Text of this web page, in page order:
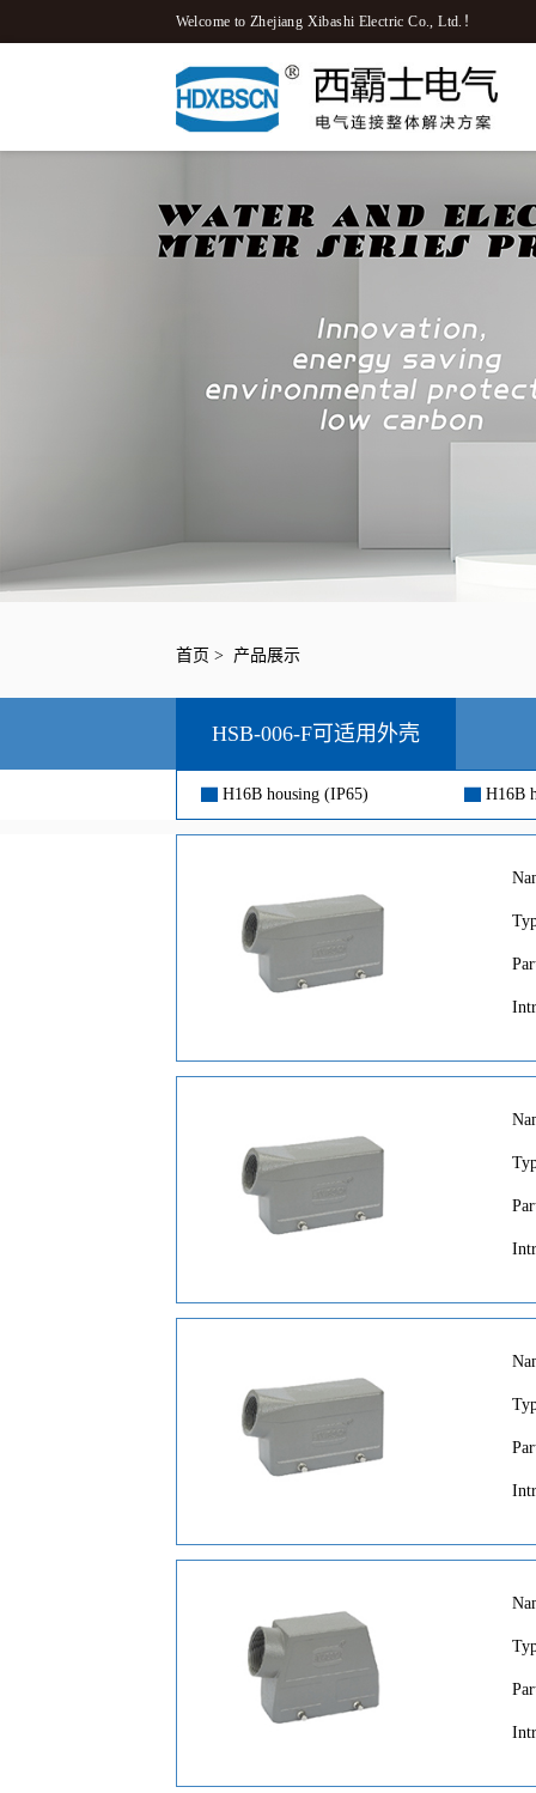
Welcome to Zhejiang Xibashi Electric Co., Ltd.！
首页 > 产品展示
HSB-006-F可适用外壳
H16B housing (IP65) H16B